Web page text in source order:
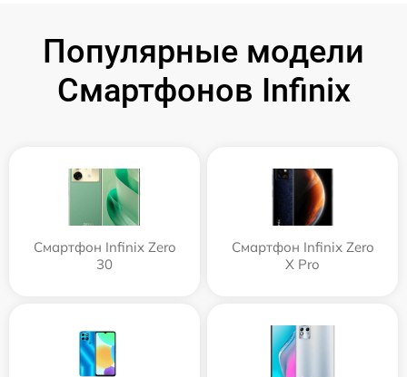
Популярные модели
Смартфонов Infinix
Смартфон Infinix Zero
30
Смартфон Infinix Zero
X Pro